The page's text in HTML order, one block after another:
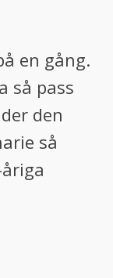
en gång.
så pass
den
så